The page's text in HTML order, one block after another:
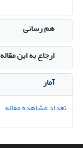
هم رسانی
ارجاع به این مقاله
آمار
تعداد مشاهده مقاله